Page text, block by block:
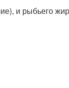
и рыбьего